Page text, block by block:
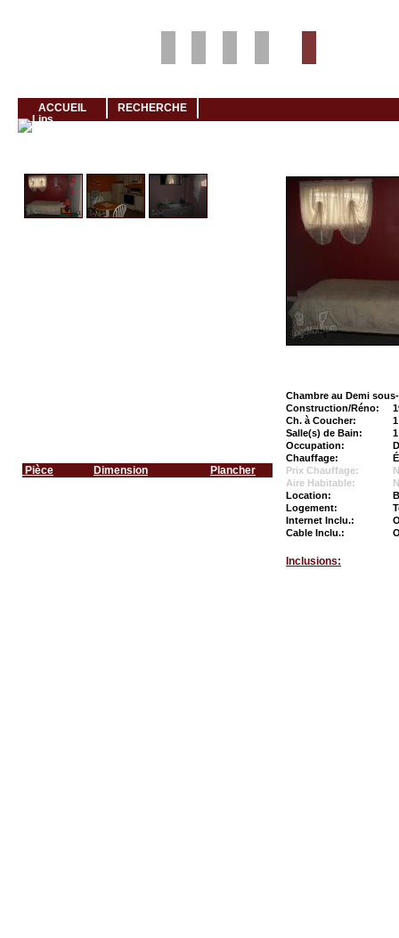
ACCUEIL RECHERCHE
Pièce Dimension Plancher
Chambre au Demi
Construction/Réno:
Ch. à Coucher:
1
Salle(s) de Bain:
1
Occupation:
Chauffage:
Prix Chauffage:
Aire Habitable:
Location:
Logement:
Internet Inclu.:
Cable Inclu.:
Inclusions: